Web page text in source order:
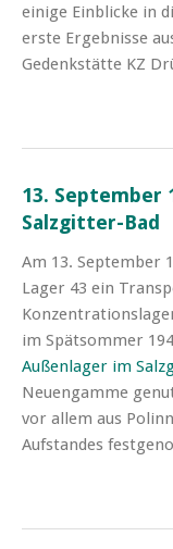
einige Einblicke in
erste Ergebnisse
Gedenkstätte KZ
13. September
Salzgitter-Bad
Am 13. September
Lager 43 ein
im Spätsommer
Außenlager im
Neuengamme
vor allem aus
Aufstandes